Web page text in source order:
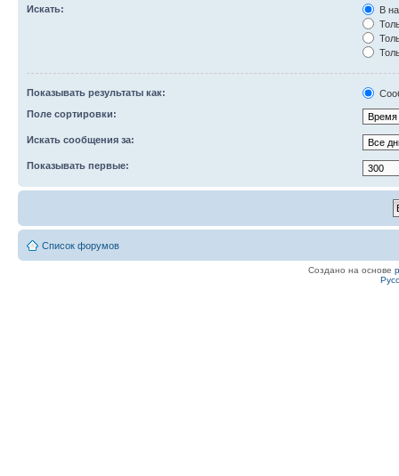
Искать:
В
Показывать результаты как:
Поле сортировки:
Искать сообщения за:
Показывать первые:
Список форумов
Создано на основе